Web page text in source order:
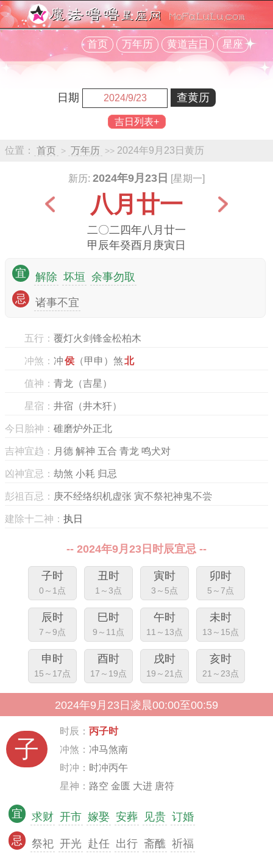
首页 万年历 黄道吉日 星座
日期
吉日列表+
位置： 首页 > 万年历 >> 2024年9月23日黄历
新历: 2024年9月23日 [星期一]
八月廿一
二〇二四年八月廿一
甲辰年癸酉月庚寅日
宜 解除 坏垣 余事勿取
忌 诸事不宜
五行： 覆灯火剑锋金松柏木
冲煞： 冲侯 （甲申）煞北
值神： 青龙（吉星）
星宿： 井宿（井木犴）
今日胎神： 碓磨炉外正北
吉神宜趋： 月德 解神 五合 青龙 鸣犬对
凶神宜忌： 劫煞 小耗 归忌
彭祖百忌： 庚不经络织机虚张 寅不祭祀神鬼不尝
建除十二神： 执日
-- 2024年9月23日时辰宜忌 --
子时
0～1点
丑时
1～3点
寅时
3～5点
卯时
5～7点
辰时
7～9点
巳时
9～11点
午时
11～13点
未时
13～15点
申时
15～17点
酉时
17～19点
戌时
19～21点
亥时
21～23点
2024年9月23日凌晨00:00至00:59
子
时辰： 丙子时
冲煞： 冲马煞南
时冲： 时冲丙午
星神： 路空 金匮 大进 唐符
宜 求财 开市 嫁娶 安葬 见贵 订婚
忌 祭祀 开光 赴任 出行 斋醮 祈福